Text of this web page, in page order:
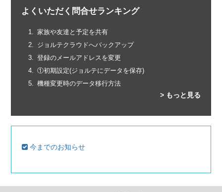
よくいただく問合せランキング
家族や友達と予定を共有
ジョルテクラウドへバックアップ
登録のメールアドレスを変更
①初期設定(ジョルテにデータを保存)
機種変更時のデータ移行方法
> もっと見る
今までのお知らせ